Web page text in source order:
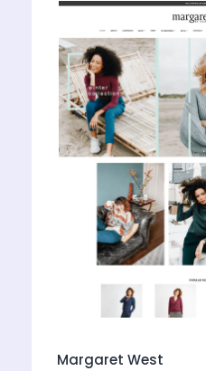
Margaret West